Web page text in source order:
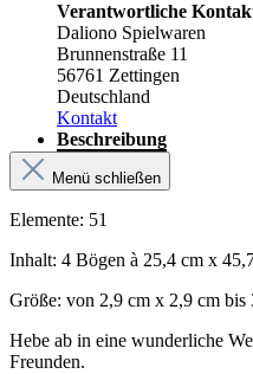
Verantwortliche
Daliono Spielwaren
Brunnenstraße 11
56761 Zettingen
Deutschland
Kontakt
Beschreibung
Menü schließen
Elemente: 51
Inhalt: 4 Bögen à 25,4 cm x
Größe: von 2,9 cm x 2,9 cm bis
Hebe ab in eine wunderliche
Freunden.